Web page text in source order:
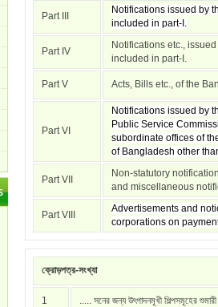
Part III
Notifications issued by
included in part-I.
Part IV
Notifications etc.,
included in part-I.
Part V Acts, Bills etc., of the
Part VI
Notifications issued by
Public Service
subordinate offices of
of Bangladesh other
Part VII
Non-statutory
and miscellaneous
Part VIII
Advertisements and
corporations on
ক্রোড়পত্র-সংখ্যা
1 ..... সনের জন্য উৎপাদনমূখী শিল্পসমূহের